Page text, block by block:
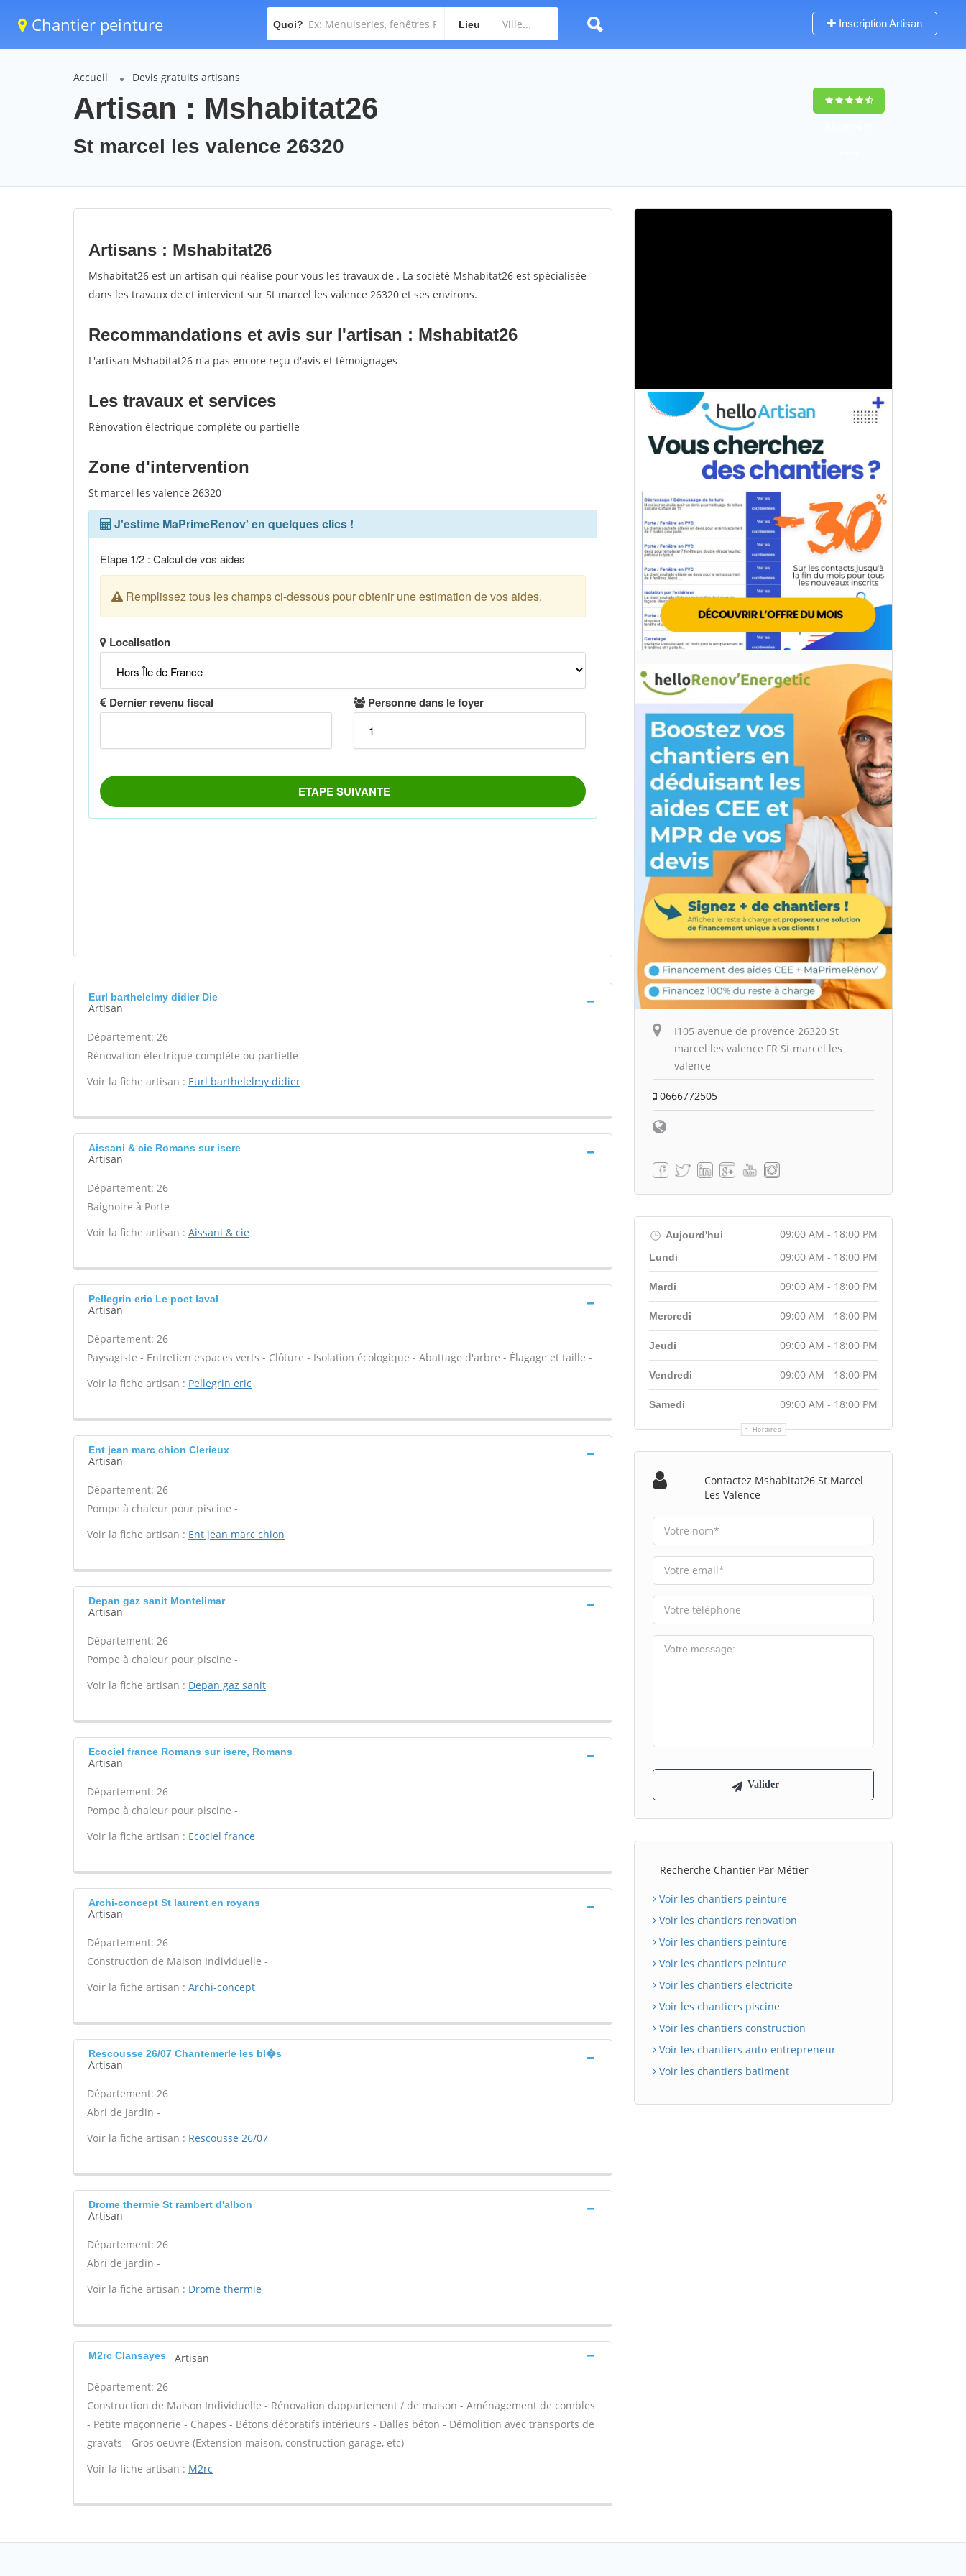
Chantier peinture Quoi? Lieu Inscription Artisan
Accueil Devis gratuits artisans
Artisan : Mshabitat26
St marcel les valence 26320
Artisans : Mshabitat26
Mshabitat26 est un artisan qui réalise pour vous les travaux de . La société Mshabitat26 est spécialisée
dans les travaux de et intervient sur St marcel les valence 26320 et ses environs.
Recommandations et avis sur l'artisan : Mshabitat26
L'artisan Mshabitat26 n'a pas encore reçu d'avis et témoignages
Les travaux et services
Rénovation électrique complète ou partielle -
Zone d'intervention
St marcel les valence 26320
Eurl barthelelmy didier Die
Artisan
Département: 26
Rénovation électrique complète ou partielle -
Voir la fiche artisan : Eurl barthelelmy didier
Aissani & cie Romans sur isere
Artisan
Département: 26
Baignoire à Porte -
Voir la fiche artisan : Aissani & cie
Pellegrin eric Le poet laval
Artisan
Département: 26
Paysagiste - Entretien espaces verts - Clôture - Isolation écologique - Abattage d'arbre - Élagage et taille -
Voir la fiche artisan : Pellegrin eric
Ent jean marc chion Clerieux
Artisan
Département: 26
Pompe à chaleur pour piscine -
Voir la fiche artisan : Ent jean marc chion
Depan gaz sanit Montelimar
Artisan
Département: 26
Pompe à chaleur pour piscine -
Voir la fiche artisan : Depan gaz sanit
Ecociel france Romans sur isere, Romans
Artisan
Département: 26
Pompe à chaleur pour piscine -
Voir la fiche artisan : Ecociel france
Archi-concept St laurent en royans
Artisan
Département: 26
Construction de Maison Individuelle -
Voir la fiche artisan : Archi-concept
Rescousse 26/07 Chantemerle les bl�s
Artisan
Département: 26
Abri de jardin -
Voir la fiche artisan : Rescousse 26/07
Drome thermie St rambert d'albon
Artisan
Département: 26
Abri de jardin -
Voir la fiche artisan : Drome thermie
M2rc Clansayes Artisan
Département: 26
Construction de Maison Individuelle - Rénovation dappartement / de maison - Aménagement de combles
- Petite maçonnerie - Chapes - Bétons décoratifs intérieurs - Dalles béton - Démolition avec transports de
gravats - Gros oeuvre (Extension maison, construction garage, etc) -
Voir la fiche artisan : M2rc
I105 avenue de provence 26320 St
marcel les valence FR St marcel les
valence
0666772505
Aujourd'hui 09:00 AM - 18:00 PM
Horaires
Lundi 09:00 AM - 18:00 PM
Mardi 09:00 AM - 18:00 PM
Mercredi 09:00 AM - 18:00 PM
Jeudi 09:00 AM - 18:00 PM
Vendredi 09:00 AM - 18:00 PM
Samedi 09:00 AM - 18:00 PM
Contactez Mshabitat26 St Marcel
Les Valence
Recherche Chantier Par Métier
Voir les chantiers peinture
Voir les chantiers renovation
Voir les chantiers peinture
Voir les chantiers peinture
Voir les chantiers electricite
Voir les chantiers piscine
Voir les chantiers construction
Voir les chantiers auto-entrepreneur
Voir les chantiers batiment